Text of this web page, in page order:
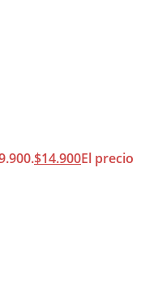
$14.900El precio